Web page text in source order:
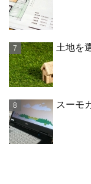
土地を
スーモ